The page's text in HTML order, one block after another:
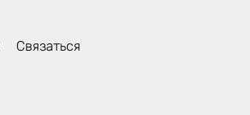
Связаться